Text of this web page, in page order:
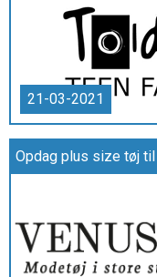
21-03-2021